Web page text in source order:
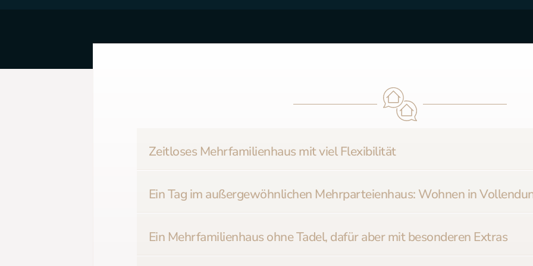
Zeitloses Mehrfamilienhaus mit viel Flexibilität
Ein Tag im außergewöhnlichen Mehrparteienhaus: Wohnen in
Ein Mehrfamilienhaus ohne Tadel, dafür aber mit besonderen Extras